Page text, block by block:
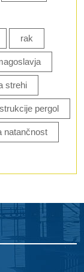
rak
strehi
pergol
natančnost